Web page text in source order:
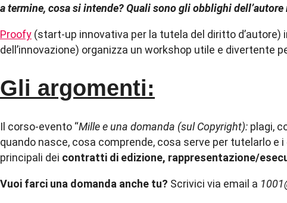
a termine, cosa si intende? Quali sono gli obblighi
Proofy (start-up innovativa per la tutela del diritto d’autore)
dell’innovazione) organizza un workshop utile e divertente
Gli argomenti:
Il corso-evento “Mille e una domanda (sul Copyright): plagi,
quando nasce, cosa comprende, cosa serve per tutelarlo
principali dei contratti di edizione, rappresentazione/
Vuoi farci una domanda anche tu? Scrivici via email a